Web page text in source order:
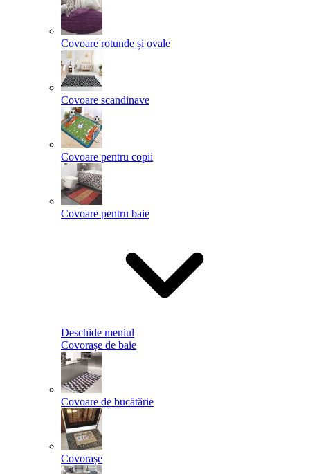
Covoare rotunde și ovale
Covoare scandinave
Covoare pentru copii
Covoare pentru baie
Deschide meniul
Covorașe de baie
Covoare de bucătărie
Covorașe